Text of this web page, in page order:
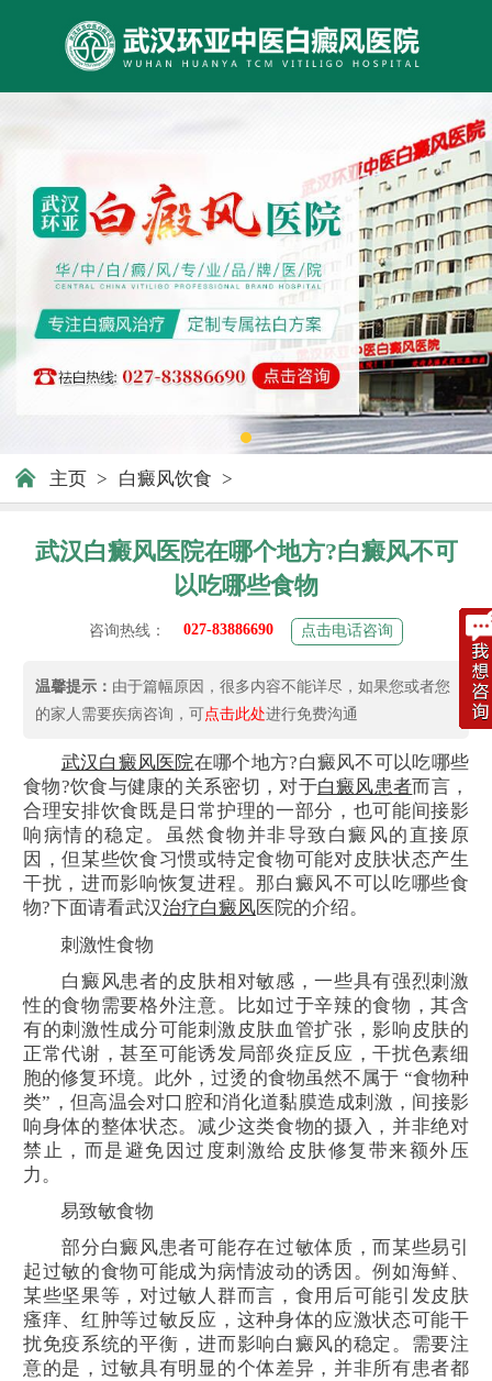
主页 > 白癜风饮食 >
武汉白癜风医院在哪个地方?白癜风不可
以吃哪些食物
咨询热线： 027-83886690 点击电话咨询
温馨提示： 由于篇幅原因，很多内容不能详尽，如果您或者您
的家人需要疾病咨询，可点击此处进行免费沟通
武汉白癜风医院在哪个地方?白癜风不可以吃哪些
食物?饮食与健康的关系密切，对于白癜风患者而言，
合理安排饮食既是日常护理的一部分，也可能间接影
响病情的稳定。虽然食物并非导致白癜风的直接原
因，但某些饮食习惯或特定食物可能对皮肤状态产生
干扰，进而影响恢复进程。那白癜风不可以吃哪些食
物?下面请看武汉治疗白癜风医院的介绍。
刺激性食物
白癜风患者的皮肤相对敏感，一些具有强烈刺激
性的食物需要格外注意。比如过于辛辣的食物，其含
有的刺激性成分可能刺激皮肤血管扩张，影响皮肤的
正常代谢，甚至可能诱发局部炎症反应，干扰色素细
胞的修复环境。此外，过烫的食物虽然不属于 “食物种
类”，但高温会对口腔和消化道黏膜造成刺激，间接影
响身体的整体状态。减少这类食物的摄入，并非绝对
禁止，而是避免因过度刺激给皮肤修复带来额外压
力。
易致敏食物
部分白癜风患者可能存在过敏体质，而某些易引
起过敏的食物可能成为病情波动的诱因。例如海鲜、
某些坚果等，对过敏人群而言，食用后可能引发皮肤
瘙痒、红肿等过敏反应，这种身体的应激状态可能干
扰免疫系统的平衡，进而影响白癜风的稳定。需要注
意的是，过敏具有明显的个体差异，并非所有患者都